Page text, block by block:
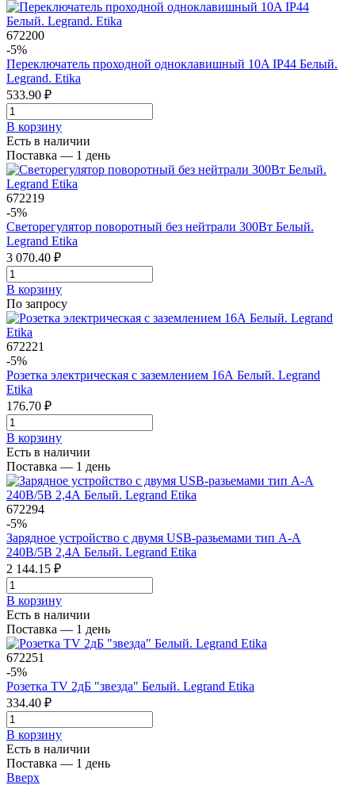
672200
-5%
Переключатель проходной одноклавишный 10A IP44 Белый.
Legrand. Etika
533.90 ₽
В корзинy
Есть в наличии
Поставка — 1 день
672219
-5%
Светорегулятор поворотный без нейтрали 300Вт Белый.
Legrand Etika
3 070.40 ₽
В корзинy
По запросу
672221
-5%
Розетка электрическая с заземлением 16А Белый. Legrand
Etika
176.70 ₽
В корзинy
Есть в наличии
Поставка — 1 день
672294
-5%
Зарядное устройство с двумя USB-разьемами тип А-А
240В/5В 2,4А Белый. Legrand Etika
2 144.15 ₽
В корзинy
Есть в наличии
Поставка — 1 день
672251
-5%
Розетка TV 2дБ "звезда" Белый. Legrand Etika
334.40 ₽
В корзинy
Есть в наличии
Поставка — 1 день
Вверх